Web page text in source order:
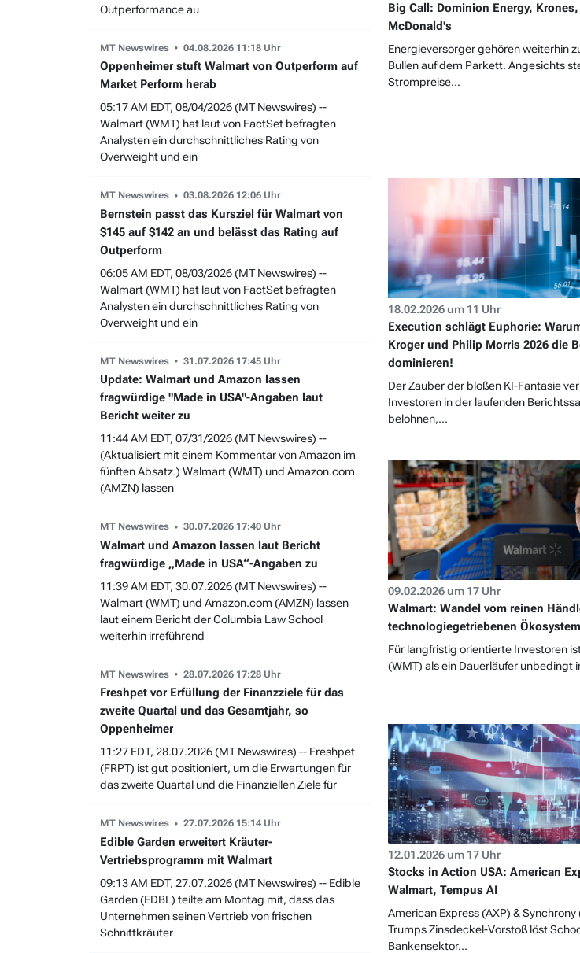
Big Call: Dominion Energy,
McDonald's
Energieversorger gehören weiterhin
Bullen auf dem Parkett. Angesichts
Strompreise...
18.02.2026 um 11 Uhr
Execution schlägt Euphorie:
Kroger und Philip Morris 2026 die
dominieren!
Der Zauber der bloßen KI-Fantasie
Investoren in der laufenden
belohnen,...
09.02.2026 um 17 Uhr
Walmart: Wandel vom reinen
technologiegetriebenen
Für langfristig orientierte Investoren
(WMT) als ein Dauerläufer unbedingt
12.01.2026 um 17 Uhr
Stocks in Action USA: American
Walmart, Tempus AI
American Express (AXP) & Synchrony
Trumps Zinsdeckel-Vorstoß löst
Bankensektor...
Outperformance au
MT Newswires 04.08.2026 11:18 Uhr
Oppenheimer stuft Walmart von Outperform auf
Market Perform herab
05:17 AM EDT, 08/04/2026 (MT Newswires) --
Walmart (WMT) hat laut von FactSet befragten
Analysten ein durchschnittliches Rating von
Overweight und ein
MT Newswires 03.08.2026 12:06 Uhr
Bernstein passt das Kursziel für Walmart von
$145 auf $142 an und belässt das Rating auf
Outperform
06:05 AM EDT, 08/03/2026 (MT Newswires) --
Walmart (WMT) hat laut von FactSet befragten
Analysten ein durchschnittliches Rating von
Overweight und ein
MT Newswires 31.07.2026 17:45 Uhr
Update: Walmart und Amazon lassen
fragwürdige "Made in USA"-Angaben laut
Bericht weiter zu
11:44 AM EDT, 07/31/2026 (MT Newswires) --
(Aktualisiert mit einem Kommentar von Amazon im
fünften Absatz.) Walmart (WMT) und Amazon.com
(AMZN) lassen
MT Newswires 30.07.2026 17:40 Uhr
Walmart und Amazon lassen laut Bericht
fragwürdige „Made in USA“-Angaben zu
11:39 AM EDT, 30.07.2026 (MT Newswires) --
Walmart (WMT) und Amazon.com (AMZN) lassen
laut einem Bericht der Columbia Law School
weiterhin irreführend
MT Newswires 28.07.2026 17:28 Uhr
Freshpet vor Erfüllung der Finanzziele für das
zweite Quartal und das Gesamtjahr, so
Oppenheimer
11:27 EDT, 28.07.2026 (MT Newswires) -- Freshpet
(FRPT) ist gut positioniert, um die Erwartungen für
das zweite Quartal und die Finanziellen Ziele für
MT Newswires 27.07.2026 15:14 Uhr
Edible Garden erweitert Kräuter-
Vertriebsprogramm mit Walmart
09:13 AM EDT, 27.07.2026 (MT Newswires) -- Edible
Garden (EDBL) teilte am Montag mit, dass das
Unternehmen seinen Vertrieb von frischen
Schnittkräuter